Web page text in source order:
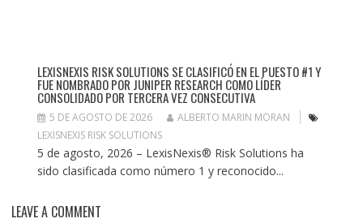
LEXISNEXIS RISK SOLUTIONS SE CLASIFICÓ EN EL PUESTO #1 Y
FUE NOMBRADO POR JUNIPER RESEARCH COMO LÍDER
CONSOLIDADO POR TERCERA VEZ CONSECUTIVA
5 DE AGOSTO DE 2026
ALBERTO MARIN MORAN
LEXISNEXIS RISK SOLUTIONS
5 de agosto, 2026 – LexisNexis® Risk Solutions ha
sido clasificada como número 1 y reconocido...
LEAVE A COMMENT